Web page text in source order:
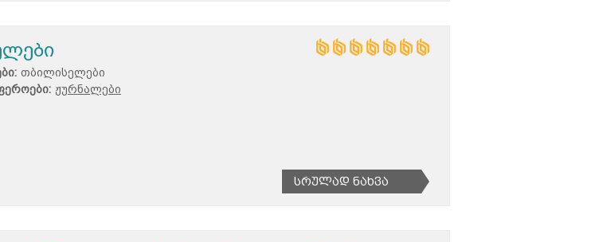
თბილისელები
ჟურნალები
Სრულად Ნახვა